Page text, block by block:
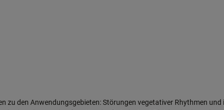
den Anwendungsgebieten: Störungen vegetativer Rhythmen